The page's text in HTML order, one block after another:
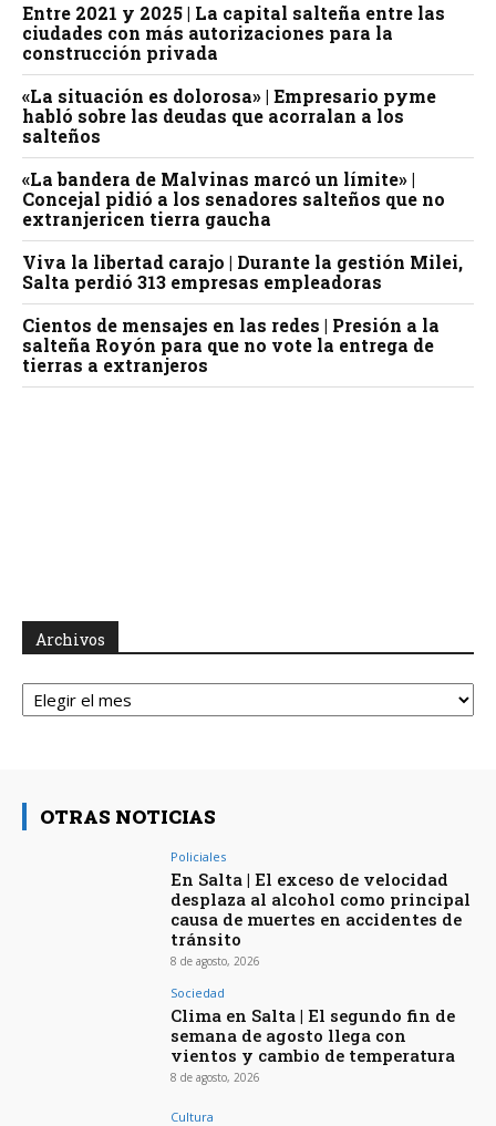
Entre 2021 y 2025 | La capital salteña entre las
ciudades con más autorizaciones para la
construcción privada
«La situación es dolorosa» | Empresario pyme
habló sobre las deudas que acorralan a los
salteños
«La bandera de Malvinas marcó un límite» |
Concejal pidió a los senadores salteños que no
extranjericen tierra gaucha
Viva la libertad carajo | Durante la gestión Milei,
Salta perdió 313 empresas empleadoras
Cientos de mensajes en las redes | Presión a la
salteña Royón para que no vote la entrega de
tierras a extranjeros
Archivos
Archivos
OTRAS NOTICIAS
Policiales
En Salta | El exceso de velocidad
desplaza al alcohol como principal
causa de muertes en accidentes de
tránsito
8 de agosto, 2026
Sociedad
Clima en Salta | El segundo fin de
semana de agosto llega con
vientos y cambio de temperatura
8 de agosto, 2026
Cultura